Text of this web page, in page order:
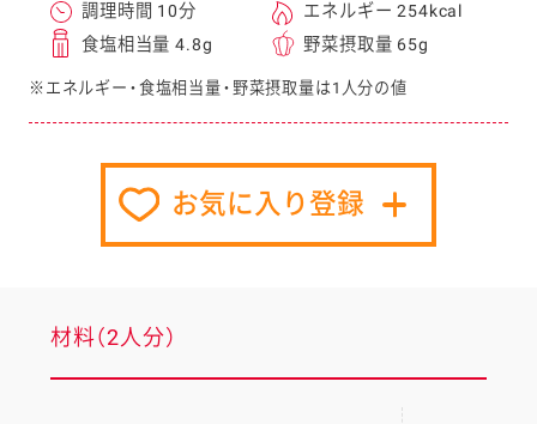
調理時間 10分
エネルギー 254kcal
食塩相当量 4.8g
野菜摂取量 65g
※エネルギー・食塩相当量・野菜摂取量は1人分の値
お気に入り登録
材料（2人分）